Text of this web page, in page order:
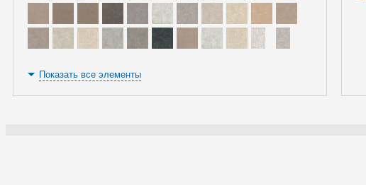
Показать все элементы